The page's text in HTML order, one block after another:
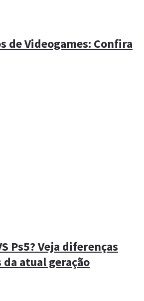
de Videogames: Confira
Ps5? Veja diferenças
atual geração